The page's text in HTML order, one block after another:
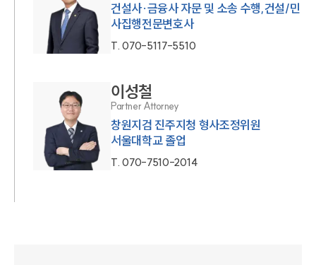
건설사·금융사 자문 및 소송 수행,건설/민
사집행전문변호사
T.070-5117-5510
이성철
Partner Attorney
창원지검 진주지청 형사조정위원
서울대학교 졸업
T.070-7510-2014